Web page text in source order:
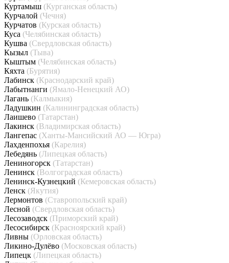
Куртамыш (Курганская область)
Курчалой (Чечня)
Курчатов (Курская область)
Куса (Челябинская область)
Кушва (Свердловская область)
Кызыл (Тыва)
Кыштым (Челябинская область)
Кяхта (Бурятия)
Лабинск (Краснодарский край)
Лабытнанги (Ямало-Ненецкий АО)
Лагань (Калмыкия)
Ладушкин (Калининградская область)
Лаишево (Татарстан)
Лакинск (Владимирская область)
Лангепас (Ханты-Мансийский АО — Югра)
Лахденпохья (Карелия)
Лебедянь (Липецкая область)
Лениногорск (Татарстан)
Ленинск (Волгоградская область)
Ленинск-Кузнецкий (Кемеровская область)
Ленск (Якутия)
Лермонтов (Ставропольский край)
Лесной (Свердловская область)
Лесозаводск (Приморский край)
Лесосибирск (Красноярский край)
Ливны (Орловская область)
Ликино-Дулёво (Московская область)
Липецк (Липецкая область)